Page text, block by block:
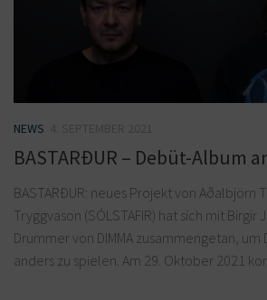
NEWS
BASTARÐUR – Debüt-Album
BASTARÐUR: neues Projekt von Aðalbjörn
Tryggvason (SÓLSTAFIR) hat sich mit Birgir
Drummer von DIMMA zusammengetan,
anders zu spielen. Am 29. Oktober 2021